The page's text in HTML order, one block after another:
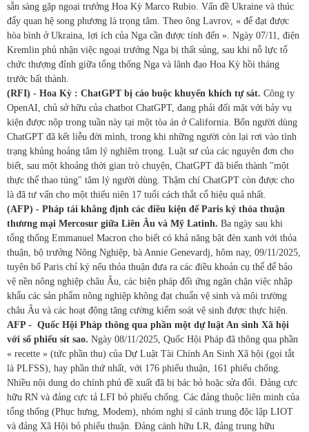
sẵn sàng gặp ngoại trưởng Hoa Kỳ Marco Rubio. Vấn đề Ukraine và thúc
đẩy quan hệ song phương là trọng tâm. Theo ông Lavrov, « để đạt được
hòa bình ở Ukraina, lợi ích của Nga cần được tính đến ». Ngày 07/11, điện
Kremlin phủ nhận việc ngoại trưởng Nga bị thất sủng, sau khi nỗ lực tổ
chức thượng đỉnh giữa tổng thống Nga và lãnh đạo Hoa Kỳ hồi tháng
trước bất thành.
(RFI) - Hoa Kỳ : ChatGPT bị cáo buộc khuyến khích tự sát. Công ty
OpenAI, chủ sở hữu của chatbot ChatGPT, đang phải đối mặt với bảy vụ
kiện được nộp trong tuần này tại một tòa án ở California. Bốn người dùng
ChatGPT đã kết liễu đời mình, trong khi những người còn lại rơi vào tình
trạng khủng hoảng tâm lý nghiêm trọng. Luật sư của các nguyên đơn cho
biết, sau một khoảng thời gian trò chuyện, ChatGPT đã biến thành "một
thực thể thao túng" tâm lý người dùng. Thậm chí ChatGPT còn được cho
là đã tư vấn cho một thiếu niên 17 tuổi cách thắt cổ hiệu quả nhất.
(AFP) - Pháp tái khẳng định các điều kiện để Paris ký thỏa thuận
thương mại Mercosur giữa Liên Âu và Mỹ Latinh. Ba ngày sau khi
tổng thống Emmanuel Macron cho biết có khả năng bật đèn xanh với thỏa
thuận, bộ trưởng Nông Nghiệp, bà Annie Genevardj, hôm nay, 09/11/2025,
tuyên bố Paris chỉ ký nếu thỏa thuận đưa ra các điều khoản cụ thể để bảo
vệ nền nông nghiệp châu Âu, các biện pháp đối ứng ngăn chặn việc nhập
khẩu các sản phẩm nông nghiệp không đạt chuẩn vệ sinh và môi trường
châu Âu và các hoạt động tăng cường kiểm soát vệ sinh được thực hiện.
AFP - Quốc Hội Pháp thông qua phần một dự luật An sinh Xã hội
với số phiếu sít sao. Ngày 08/11/2025, Quốc Hội Pháp đã thông qua phần
« recette » (tức phần thu) của Dự Luật Tài Chính An Sinh Xã hội (gọi tắt
là PLFSS), hay phần thứ nhất, với 176 phiếu thuận, 161 phiếu chống.
Nhiều nội dung do chính phủ đề xuất đã bị bác bỏ hoặc sửa đổi. Đảng cực
hữu RN và đảng cực tả LFI bỏ phiếu chống. Các đảng thuộc liên minh của
tổng thống (Phục hưng, Modem), nhóm nghị sĩ cánh trung độc lập LIOT
và đảng Xã Hội bỏ phiếu thuận. Đảng cánh hữu LR, đảng trung hữu